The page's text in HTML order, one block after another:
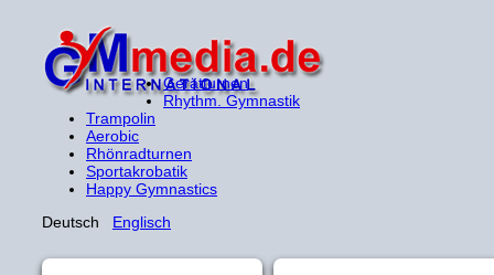
Gerätturnen
Rhythm. Gymnastik
Trampolin
Aerobic
Rhönradturnen
Sportakrobatik
Happy Gymnastics
Deutsch Englisch